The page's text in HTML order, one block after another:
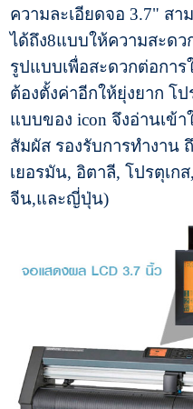
ความละเอียดจอ 3.7" ส
ได้ถึง8แบบให้ความสะดว
รูปแบบเพื่อสะดวกต่อกา
ต้องตั้งค่าอีกให้ยุ่งยาก โ
แบบของ icon จึงอ่านเข้
สัมผัส รองรับการทำงาน
เยอรมัน, อิตาลี, โปรตุเก
จีน,และญี่ปุ่น)